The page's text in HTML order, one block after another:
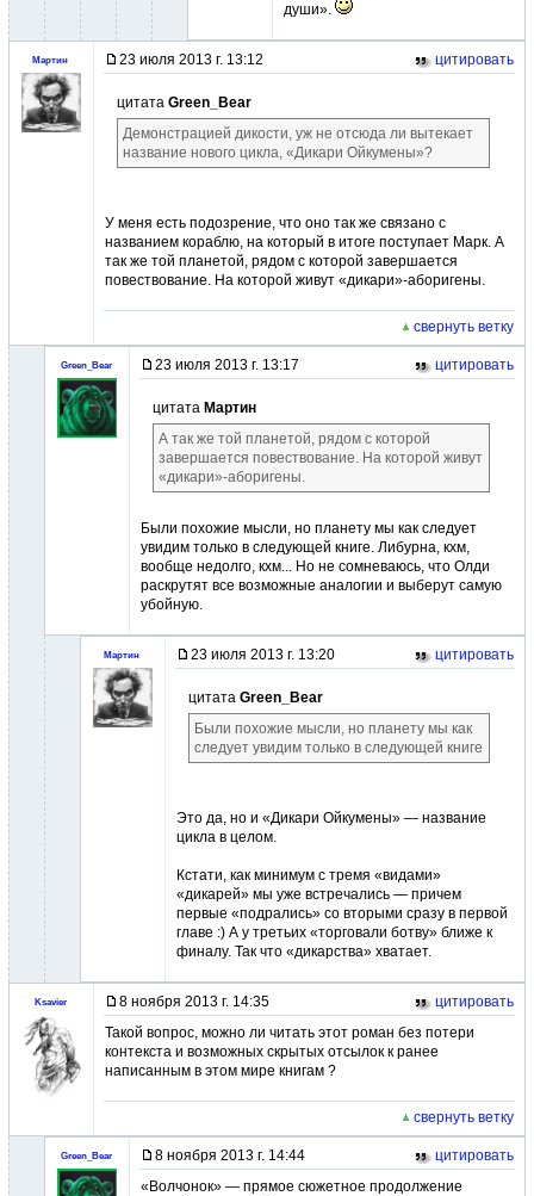
души».
Мартин 23 июля 2013 г. 13:12 цитировать
цитата Green_Bear
Демонстрацией дикости, уж не отсюда ли вытекает
название нового цикла, «Дикари Ойкумены»?
У меня есть подозрение, что оно так же связано с
названием кораблю, на который в итоге поступает Марк. А
так же той планетой, рядом с которой завершается
повествование. На которой живут «дикари»-аборигены.
свернуть ветку
Green_Bear 23 июля 2013 г. 13:17 цитировать
цитата Мартин
А так же той планетой, рядом с которой
завершается повествование. На которой живут
«дикари»-аборигены.
Были похожие мысли, но планету мы как следует
увидим только в следующей книге. Либурна, кхм,
вообще недолго, кхм... Но не сомневаюсь, что Олди
раскрутят все возможные аналогии и выберут самую
убойную.
Мартин 23 июля 2013 г. 13:20 цитировать
цитата Green_Bear
Были похожие мысли, но планету мы как
следует увидим только в следующей книге
Это да, но и «Дикари Ойкумены» — название
цикла в целом.
Кстати, как минимум с тремя «видами»
«дикарей» мы уже встречались — причем
первые «подрались» со вторыми сразу в первой
главе :) А у третьих «торговали ботву» ближе к
финалу. Так что «дикарства» хватает.
Ksavier 8 ноября 2013 г. 14:35
цитировать
Такой вопрос, можно ли читать этот роман без потери
контекста и возможных скрытых отсылок к ранее
написанным в этом мире книгам ?
свернуть ветку
Green_Bear 8 ноября 2013 г. 14:44
цитировать
«Волчонок» — прямое сюжетное продолжение